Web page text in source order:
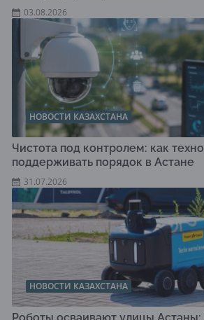
03.08.2026
НОВОСТИ КАЗАХСТАНА
Чистота под контролем: как
поддерживать порядок в Астане
31.07.2026
НОВОСТИ КАЗАХСТАНА